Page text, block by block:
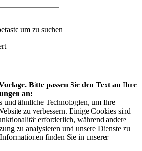
um zu suchen
Bitte passen Sie den Text an Ihre
an:
und ähnliche Technologien, um Ihre
zu verbessern. Einige Cookies sind
erforderlich, während andere
zu analysieren und unsere Dienste zu
finden Sie in unserer